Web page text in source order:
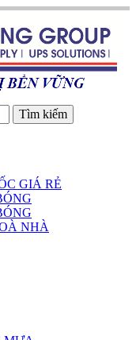
Tìm kiếm
GIÁ RẺ
NHÀ